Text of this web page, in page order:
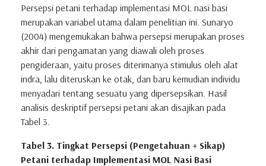
Persepsi petani terhadap implementasi MOL nasi basi
merupakan variabel utama dalam penelitian ini. Sunaryo
(2004) mengemukakan bahwa persepsi merupakan proses
akhir dari pengamatan yang diawali oleh proses
pengideraan, yaitu proses diterimanya stimulus oleh alat
indra, lalu diteruskan ke otak, dan baru kemudian individu
menyadari tentang sesuatu yang dipersepsikan. Hasil
analisis deskriptif persepsi petani akan disajikan pada
Tabel 3.
Tabel 3. Tingkat Persepsi (Pengetahuan + Sikap)
Petani terhadap Implementasi MOL Nasi Basi